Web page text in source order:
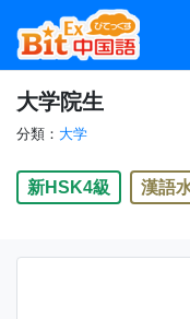
大学院生
分類： 大学
新HSK4級 漢語